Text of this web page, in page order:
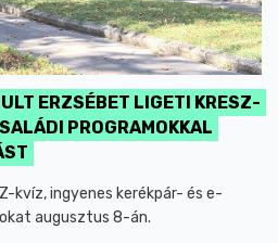
ERZSÉBET LIGETI KRESZ-
PROGRAMOKKAL
kvíz, ingyenes kerékpár- és e-
augusztus 8-án.